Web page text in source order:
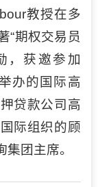
教授在多
“期权交易员
，获邀参加
办的国际高
贷款公司高
际组织的顾
团主席。